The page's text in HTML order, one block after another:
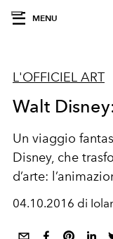
MENU
L'OFFICIEL ART
Walt
Un viaggio
Disney, che
d’arte:
04.10.2016 di